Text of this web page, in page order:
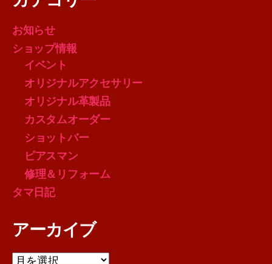
お知らせ
ショップ情報
イベント
オリジナルアクセサリー
オリジナル革製品
カスタムオーダー
ショットバー
ピアスマン
修理＆リフォーム
タマ日記
アーカイブ
ア